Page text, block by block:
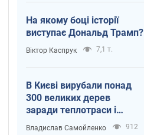
На якому боці історії
виступає Дональд Трамп?
Віктор Каспрук 7,1 т.
В Києві вирубали понад
300 великих дерев
заради теплотраси і
всупереч Генплану
Владислав Самойленко 912